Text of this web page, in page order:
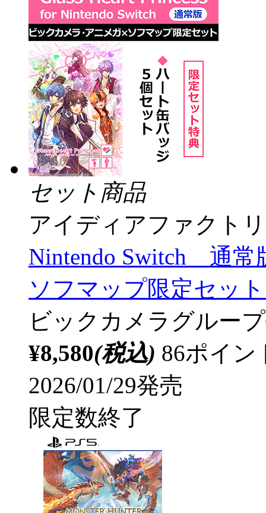
セット商品
アイディアファクト
Nintendo Switch 通常
ソフマップ限定セッ
ビックカメラグルー
¥8,580(税込) 86ポイ
2026/01/29発売
限定数終了